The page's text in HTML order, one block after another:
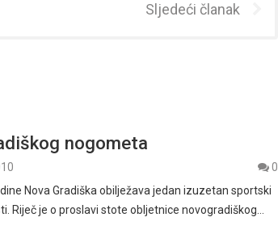
Sljedeći članak
nogometa
0
Nova Gradiška obilježava jedan izuzetan sportski
Riječ je o proslavi stote obljetnice novogradiškog…